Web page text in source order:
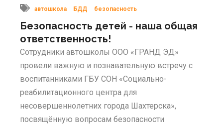
автошкола БДД безопасность
Безопасность детей - наша общая
ответственность!
Сотрудники автошколы ООО «ГРАНД ЭД»
провели важную и познавательную встречу с
воспитанниками ГБУ СОН «Социально-
реабилитационного центра для
несовершеннолетних города Шахтерска»,
посвящённую вопросам безопасности